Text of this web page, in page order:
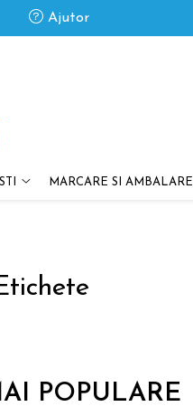
Ajutor
MARCARE SI AMBALARE
POPULARE